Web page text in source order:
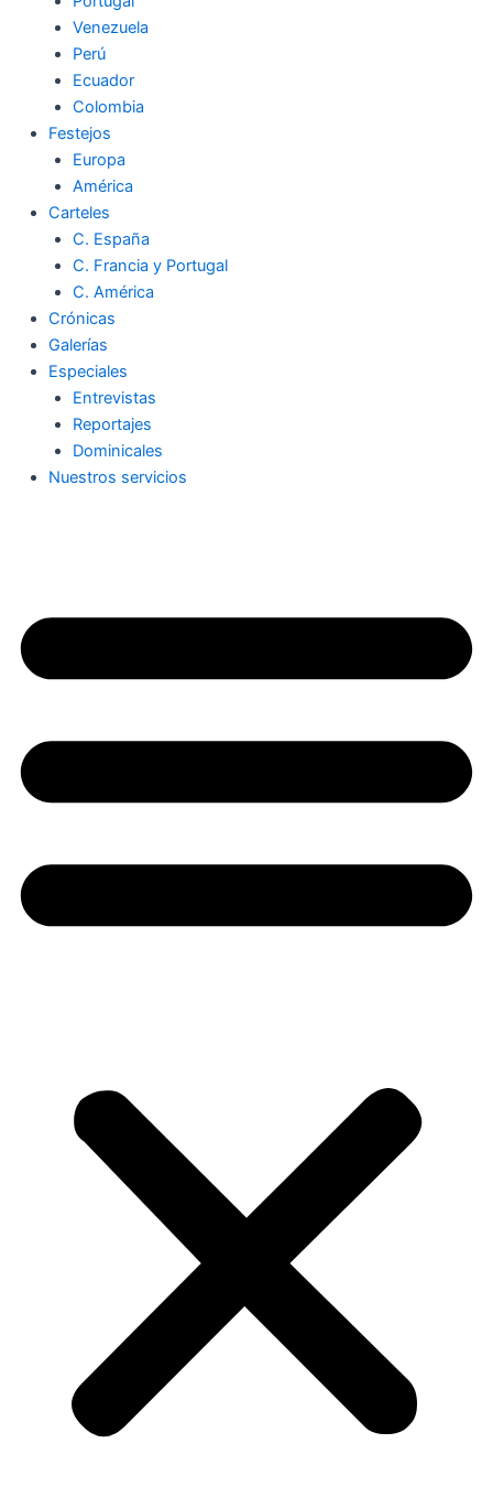
Venezuela
Perú
Ecuador
Colombia
Festejos
Europa
América
Carteles
C. España
C. Francia y Portugal
C. América
Crónicas
Galerías
Especiales
Entrevistas
Reportajes
Dominicales
Nuestros servicios